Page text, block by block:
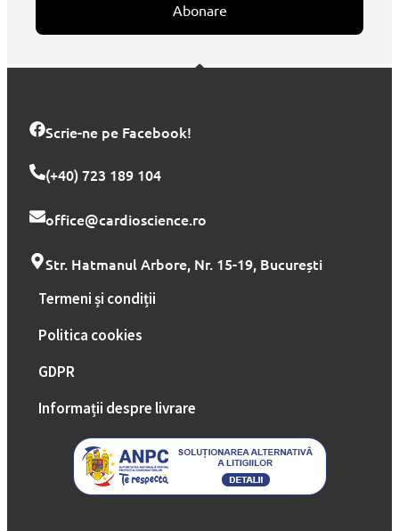
Abonare
Scrie-ne pe Facebook!
(+40) 723 189 104
office@cardioscience.ro
Str. Hatmanul Arbore, Nr. 15-19, București
Termeni și condiții
Politica cookies
GDPR
Informații despre livrare